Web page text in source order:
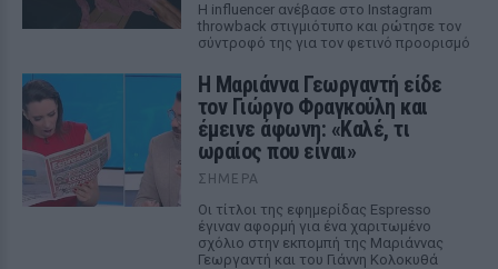
Η influencer ανέβασε στο Instagram
throwback στιγμιότυπο και ρώτησε τον
σύντροφό της για τον φετινό προορισμό
Η Μαριάννα Γεωργαντή είδε
τον Γιώργο Φραγκούλη και
έμεινε άφωνη: «Καλέ, τι
ωραίος που είναι»
ΣΉΜΕΡΑ
Οι τίτλοι της εφημερίδας Espresso
έγιναν αφορμή για ένα χαριτωμένο
σχόλιο στην εκπομπή της Μαριάννας
Γεωργαντή και του Γιάννη Κολοκυθά